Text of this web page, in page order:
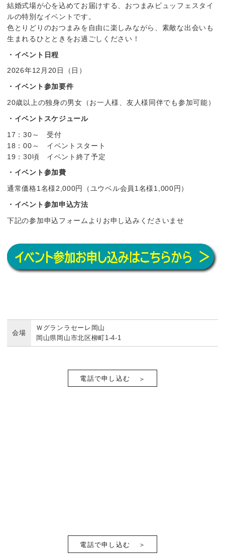
結婚式場が心を込めてお届けする、おつまみビュッフェスタイ
ルの特別なイベントです。
色とりどりのおつまみを自由に楽しみながら、素敵な出会いも
生まれるひとときをお過ごしください！
・イベント日程
2026年12月20日（日）
・イベント参加要件
20歳以上の独身の男女（お一人様、友人様同伴でも参加可能）
・イベントスケジュール
17：30～ 受付
18：00～ イベントスタート
19：30頃 イベント終了予定
・イベント参加費
通常価格1名様2,000円（ユウベル会員1名様1,000円）
・イベント参加申込方法
下記の参加申込フォームよりお申し込みくださいませ
会場
Ｗグランラセーレ岡山
岡山県岡山市北区柳町1-4-1
電話で申し込む
電話で申し込む